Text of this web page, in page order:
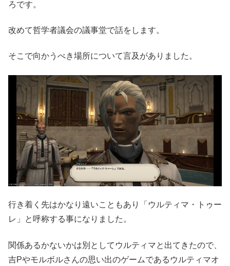
ろです。
改めて哲学者議会の議事堂で話をします。
そこで向かうべき場所について言及がありました。
行き着く先はかなり遠いこともあり「ウルティマ・トゥー
レ」と呼称する事になりました。
関係あるかないかは別としてウルティマと出てきたので、
吉Pやモルボルさんの思い出のゲームであるウルティマオ